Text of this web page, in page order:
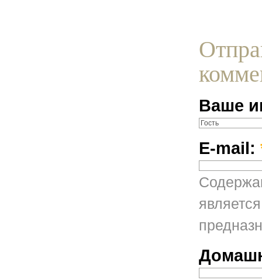
Ваше
E-mail: